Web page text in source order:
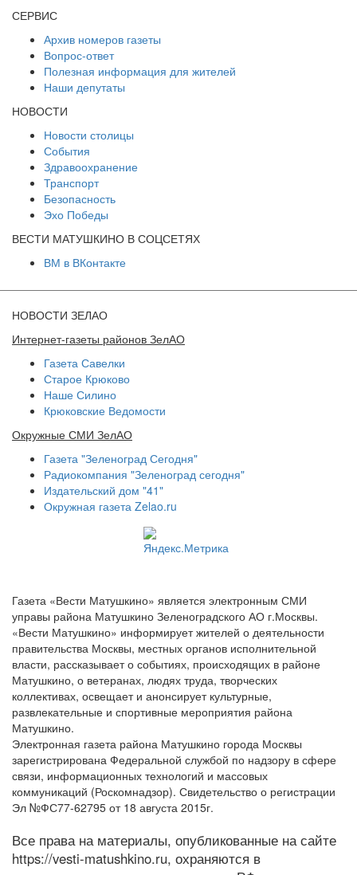
СЕРВИС
Архив номеров газеты
Вопрос-ответ
Полезная информация для жителей
Наши депутаты
НОВОСТИ
Новости столицы
События
Здравоохранение
Транспорт
Безопасность
Эхо Победы
ВЕСТИ МАТУШКИНО В СОЦСЕТЯХ
ВМ в ВКонтакте
НОВОСТИ ЗЕЛАО
Интернет-газеты районов ЗелАО
Газета Савелки
Старое Крюково
Наше Силино
Крюковские Ведомости
Окружные СМИ ЗелАО
Газета "Зеленоград Сегодня"
Радиокомпания "Зеленоград сегодня"
Издательский дом "41"
Окружная газета Zelao.ru
Газета «Вести Матушкино» является электронным СМИ
управы района Матушкино Зеленоградского АО г.Москвы.
«Вести Матушкино» информирует жителей о деятельности
правительства Москвы, местных органов исполнительной
власти, рассказывает о событиях, происходящих в районе
Матушкино, о ветеранах, людях труда, творческих
коллективах, освещает и анонсирует культурные,
развлекательные и спортивные мероприятия района
Матушкино.
Электронная газета района Матушкино города Москвы
зарегистрирована Федеральной службой по надзору в сфере
связи, информационных технологий и массовых
коммуникаций (Роскомнадзор). Свидетельство о регистрации
Эл №ФС77-62795 от 18 августа 2015г.
Все права на материалы, опубликованные на сайте
https://vesti-matushkino.ru, охраняются в